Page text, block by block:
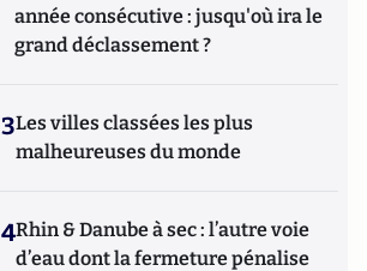
année consécutive : jusqu'où ira le
grand déclassement ?
3Les villes classées les plus
malheureuses du monde
4Rhin & Danube à sec : l’autre voie
d’eau dont la fermeture pénalise